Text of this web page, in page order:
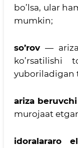
bo’lsa, ular
mumkin;
so’rov— ariza
ko’rsatilishi
yuboriladigan
ariza beruvchi
murojaat
idoralararo